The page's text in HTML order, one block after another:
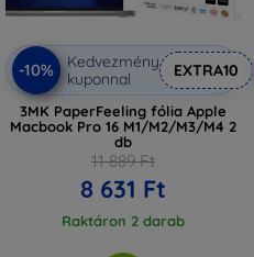
-10%
Kedvezmény
kuponnal
EXTRA10
3MK PaperFeeling fólia Apple
Macbook Pro 16 M1/M2/M3/M4 2
db
11 889 Ft
8 631 Ft
Raktáron 2 darab